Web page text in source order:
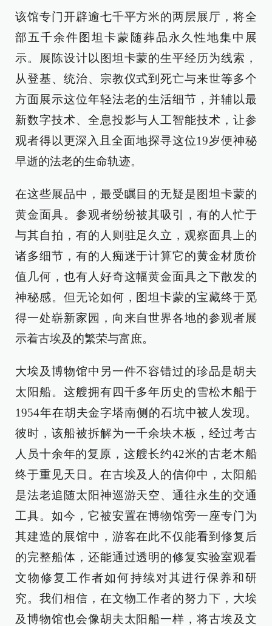
该馆专门开辟逾七千平方米的两层展厅，将全
部五千余件图坦卡蒙随葬品永久性地集中展
示。展陈设计以图坦卡蒙的生平经历为线索，
从登基、统治、宗教仪式到死亡与来世等多个
方面展示这位年轻法老的生活细节，并辅以最
新数字技术、全息投影与人工智能技术，让参
观者得以更深入且全面地探寻这位19岁便神秘
早逝的法老的生命轨迹。
在这些展品中，最受瞩目的无疑是图坦卡蒙的
黄金面具。参观者纷纷被其吸引，有的人忙于
与其自拍，有的人则驻足久立，观察面具上的
诸多细节，有的人痴迷于计算它的黄金材质价
值几何，也有人好奇这幅黄金面具之下散发的
神秘感。但无论如何，图坦卡蒙的宝藏终于觅
得一处崭新家园，向来自世界各地的参观者展
示着古埃及的繁荣与富庶。
大埃及博物馆中另一件不容错过的珍品是胡夫
太阳船。这艘拥有四千多年历史的雪松木船于
1954年在胡夫金字塔南侧的石坑中被人发现。
彼时，该船被拆解为一千余块木板，经过考古
人员十余年的复原，这艘长约42米的古老木船
终于重见天日。在古埃及人的信仰中，太阳船
是法老追随太阳神巡游天空、通往永生的交通
工具。如今，它被安置在博物馆旁一座专门为
其建造的展馆中，游客在此不仅能看到修复后
的完整船体，还能通过透明的修复实验室观看
文物修复工作者如何持续对其进行保养和研
究。我们相信，在文物工作者的努力下，大埃
及博物馆也会像胡夫太阳船一样，将古埃及文